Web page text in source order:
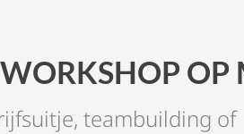
OP
teambuilding of